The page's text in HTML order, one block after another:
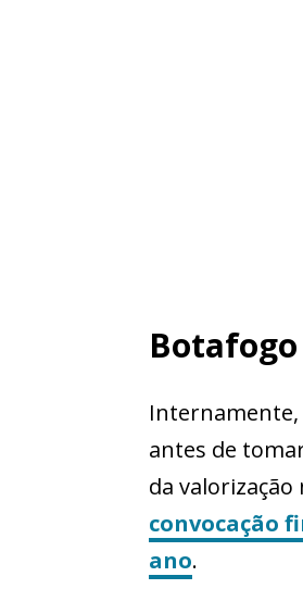
Internamente,
antes de
da
convocação
ano.